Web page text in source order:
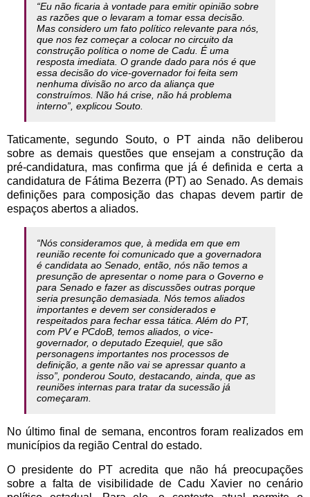
“Eu não ficaria à vontade para emitir opinião sobre
as razões que o levaram a tomar essa decisão.
Mas considero um fato político relevante para nós,
que nos fez começar a colocar no circuito da
construção política o nome de Cadu. É uma
resposta imediata. O grande dado para nós é que
essa decisão do vice-governador foi feita sem
nenhuma divisão no arco da aliança que
construímos. Não há crise, não há problema
interno”, explicou Souto.
Taticamente, segundo Souto, o PT ainda não deliberou
sobre as demais questões que ensejam a construção da
pré-candidatura, mas confirma que já é definida e certa a
candidatura de Fátima Bezerra (PT) ao Senado. As demais
definições para composição das chapas devem partir de
espaços abertos a aliados.
“Nós consideramos que, à medida em que em
reunião recente foi comunicado que a governadora
é candidata ao Senado, então, nós não temos a
presunção de apresentar o nome para o Governo e
para Senado e fazer as discussões outras porque
seria presunção demasiada. Nós temos aliados
importantes e devem ser considerados e
respeitados para fechar essa tática. Além do PT,
com PV e PCdoB, temos aliados, o vice-
governador, o deputado Ezequiel, que são
personagens importantes nos processos de
definição, a gente não vai se apressar quanto a
isso”, ponderou Souto, destacando, ainda, que as
reuniões internas para tratar da sucessão já
começaram.
No último final de semana, encontros foram realizados em
municípios da região Central do estado.
O presidente do PT acredita que não há preocupações
sobre a falta de visibilidade de Cadu Xavier no cenário